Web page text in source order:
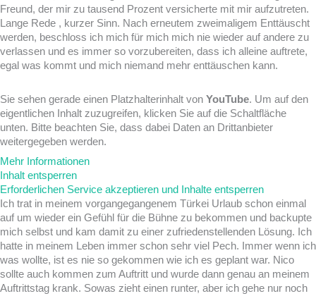
Freund, der mir zu tausend Prozent versicherte mit mir aufzutreten.
Lange Rede , kurzer Sinn. Nach erneutem zweimaligem Enttäuscht
werden, beschloss ich mich für mich mich nie wieder auf andere zu
verlassen und es immer so vorzubereiten, dass ich alleine auftrete,
egal was kommt und mich niemand mehr enttäuschen kann.
Sie sehen gerade einen Platzhalterinhalt von YouTube. Um auf den
eigentlichen Inhalt zuzugreifen, klicken Sie auf die Schaltfläche
unten. Bitte beachten Sie, dass dabei Daten an Drittanbieter
weitergegeben werden.
Mehr Informationen
Inhalt entsperren
Erforderlichen Service akzeptieren und Inhalte entsperren
Ich trat in meinem vorgangegangenem Türkei Urlaub schon einmal
auf um wieder ein Gefühl für die Bühne zu bekommen und backupte
mich selbst und kam damit zu einer zufriedenstellenden Lösung. Ich
hatte in meinem Leben immer schon sehr viel Pech. Immer wenn ich
was wollte, ist es nie so gekommen wie ich es geplant war. Nico
sollte auch kommen zum Auftritt und wurde dann genau an meinem
Auftrittstag krank. Sowas zieht einen runter, aber ich gehe nur noch